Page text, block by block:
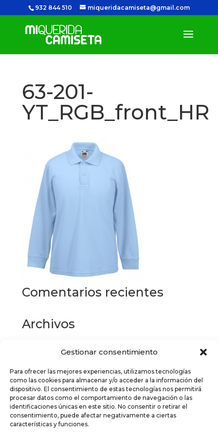
Gestionar consentimiento
Para ofrecer las mejores experiencias, utilizamos tecnologías
como las cookies para almacenar y/o acceder a la información del
dispositivo. El consentimiento de estas tecnologías nos permitirá
procesar datos como el comportamiento de navegación o las
identificaciones únicas en este sitio. No consentir o retirar el
consentimiento, puede afectar negativamente a ciertas
características y funciones.
932 844 510 miqueridacamiseta@gmail.com
63-201-
YT_RGB_front_HR
Comentarios recientes
Archivos
Categorías
No hay categorías
Meta
Acceder
Feed de entradas